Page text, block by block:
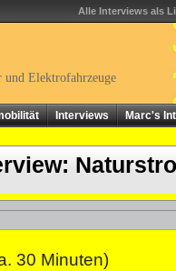
Alle Interviews als
und Elektrofahrzeuge
Interviews Marc's
30 Minuten)